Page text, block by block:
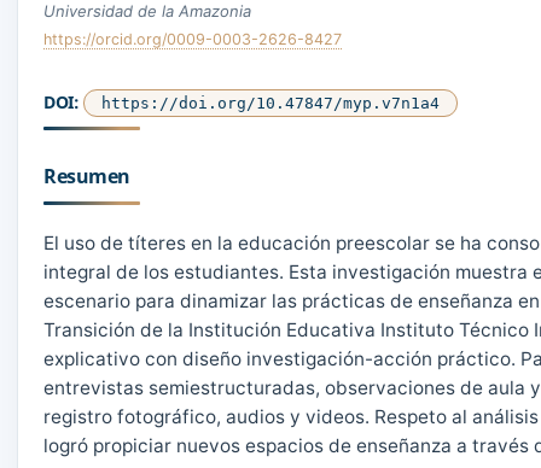
Universidad de la Amazonia
https://orcid.org/0009-0003-2626-8427
DOI: https://doi.org/10.47847/myp.v7n1a4
Resumen
El uso de títeres en la educación preescolar se ha
integral de los estudiantes. Esta investigación
escenario para dinamizar las prácticas de enseñanza
Transición de la Institución Educativa Instituto
explicativo con diseño investigación-acción práctico.
entrevistas semiestructuradas, observaciones de aula
registro fotográfico, audios y videos. Respeto al
logró propiciar nuevos espacios de enseñanza a